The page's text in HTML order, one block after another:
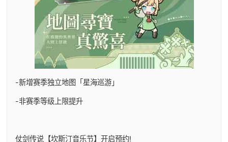
-新增赛季独立地图「星海巡游」
-非赛季等级上限提升
仗剑传说【坎斯汀音乐节】开启预约!